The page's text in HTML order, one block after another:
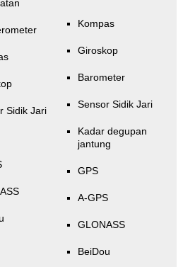
Sidik Jari
Kompas
Giroskop
Barometer
Sensor Sidik Jari
Kadar degupan
jantung
GPS
A-GPS
GLONASS
BeiDou